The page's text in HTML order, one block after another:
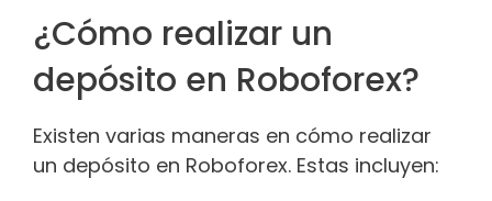
¿Cómo realizar un
depósito en Roboforex?
Existen varias maneras en cómo realizar
un depósito en Roboforex. Estas incluyen: